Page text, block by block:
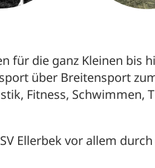
für die ganz Kleinen bis
über Breitensport
Fitness, Schwimmen,
Ellerbek vor allem